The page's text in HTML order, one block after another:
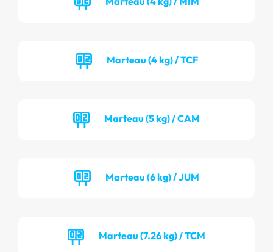
Marteau (4 kg) / TCF
Marteau (5 kg) / CAM
Marteau (6 kg) / JUM
Marteau (7.26 kg) / TCM